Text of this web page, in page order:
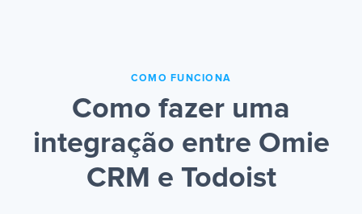
COMO FUNCIONA
Como fazer uma
integração entre Omie
CRM e Todoist